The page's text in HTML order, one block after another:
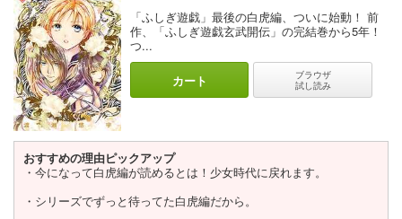
「ふしぎ遊戯」最後の白虎編、ついに始動！ 前
作、「ふしぎ遊戯玄武開伝」の完結巻から5年！
つ...
カート
ブラウザ
試し読み
おすすめの理由ピックアップ
・今になって白虎編が読めるとは！少女時代に戻れます。
・シリーズでずっと待ってた白虎編だから。